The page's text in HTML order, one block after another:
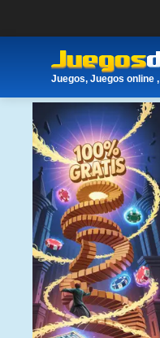
Juegos, Juegos online